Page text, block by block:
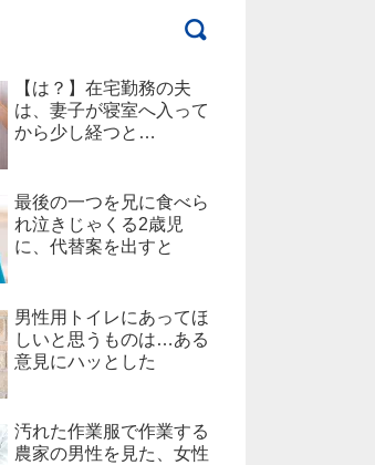
【は？】在宅勤務の夫
は、妻子が寝室へ入って
から少し経つと…
最後の一つを兄に食べら
れ泣きじゃくる2歳児
に、代替案を出すと
男性用トイレにあってほ
しいと思うものは…ある
意見にハッとした
汚れた作業服で作業する
農家の男性を見た、女性